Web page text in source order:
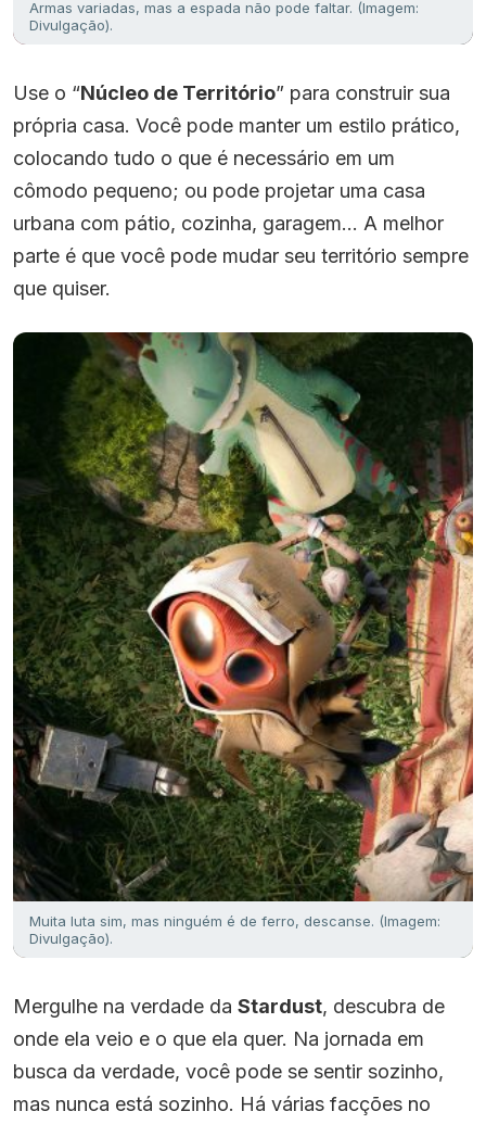
Armas variadas, mas a espada não pode faltar. (Imagem:
Divulgação).
Use o “Núcleo de Território” para construir sua
própria casa. Você pode manter um estilo prático,
colocando tudo o que é necessário em um
cômodo pequeno; ou pode projetar uma casa
urbana com pátio, cozinha, garagem… A melhor
parte é que você pode mudar seu território sempre
que quiser.
Muita luta sim, mas ninguém é de ferro, descanse. (Imagem:
Divulgação).
Mergulhe na verdade da Stardust, descubra de
onde ela veio e o que ela quer. Na jornada em
busca da verdade, você pode se sentir sozinho,
mas nunca está sozinho. Há várias facções no